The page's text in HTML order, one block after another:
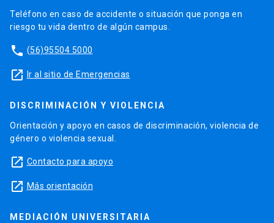
Teléfono en caso de accidente o situación que ponga en
riesgo tu vida dentro de algún campus.
phone (56)95504 5000
launch Ir al sitio de Emergencias
DISCRIMINACIÓN Y VIOLENCIA
Orientación y apoyo en casos de discriminación, violencia de
género o violencia sexual.
launch Contacto para apoyo
launch Más orientación
MEDIACIÓN UNIVERSITARIA